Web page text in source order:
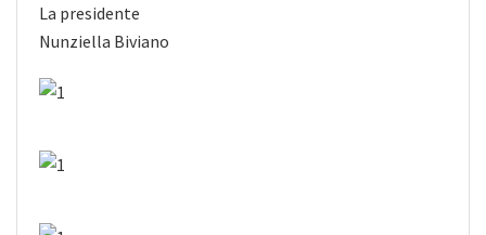
La presidente
Nunziella Biviano